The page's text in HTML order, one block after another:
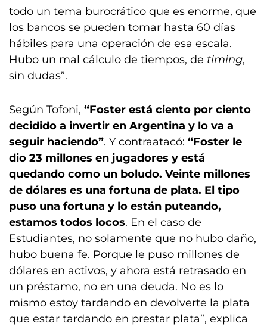
todo un tema burocrático que es enorme, que
los bancos se pueden tomar hasta 60 días
hábiles para una operación de esa escala.
Hubo un mal cálculo de tiempos, de timing,
sin dudas”.
Según Tofoni, “Foster está ciento por ciento
decidido a invertir en Argentina y lo va a
seguir haciendo”. Y contraatacó: “Foster le
dio 23 millones en jugadores y está
quedando como un boludo. Veinte millones
de dólares es una fortuna de plata. El tipo
puso una fortuna y lo están puteando,
estamos todos locos. En el caso de
Estudiantes, no solamente que no hubo daño,
hubo buena fe. Porque le puso millones de
dólares en activos, y ahora está retrasado en
un préstamo, no en una deuda. No es lo
mismo estoy tardando en devolverte la plata
que estar tardando en prestar plata”, explica